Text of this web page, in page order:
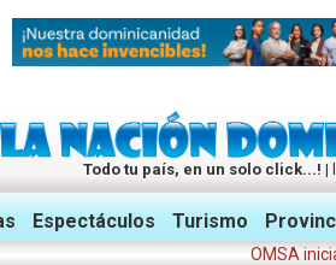
Todo tu país, en un solo click...! |
Twitter Facebook Instagram
Espectáculos Turismo
OMSA iniciará